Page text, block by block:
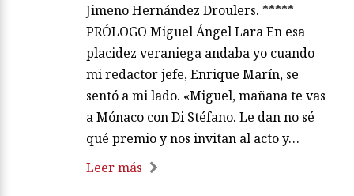
Jimeno Hernández Droulers. *****
PRÓLOGO Miguel Ángel Lara En esa
placidez veraniega andaba yo cuando
mi redactor jefe, Enrique Marín, se
sentó a mi lado. «Miguel, mañana te vas
a Mónaco con Di Stéfano. Le dan no sé
qué premio y nos invitan al acto y…
Leer más